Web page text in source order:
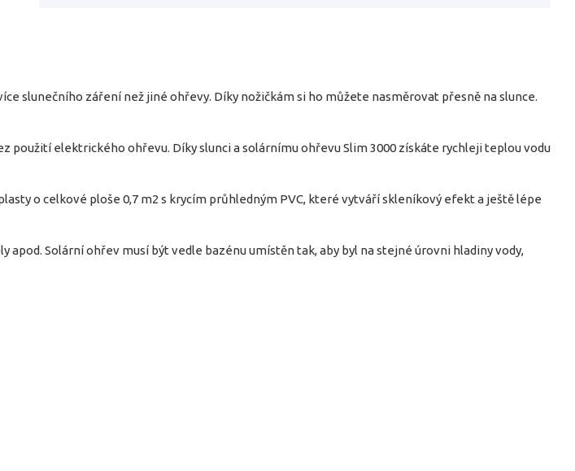
slunečního záření než jiné ohřevy. Díky nožičkám si ho můžete nasměrovat přesně na slunce.
použití elektrického ohřevu. Díky slunci a solárnímu ohřevu Slim 3000 získáte rychleji teplou vodu
o celkové ploše 0,7 m2 s krycím průhledným PVC, které vytváří skleníkový efekt a ještě lépe
apod. Solární ohřev musí být vedle bazénu umístěn tak, aby byl na stejné úrovni hladiny vody,